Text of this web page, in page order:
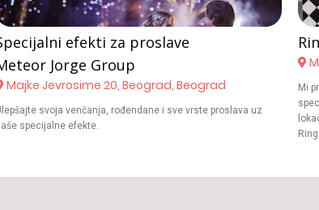
efekti za proslave
Jorge Group
Majke Jevrosime 20, Beograd, Beograd
svoja venčanja, rođendane i sve vrste proslava uz
specijalne efekte.
Mi
sve